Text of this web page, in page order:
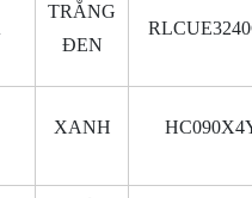
TRẮNG
ĐEN
XANH